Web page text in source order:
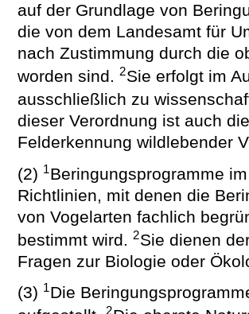
auf der Grundlage von
die von dem Landesamt für
nach Zustimmung durch die
worden sind.2Sie erfolgt im
ausschließlich zu
dieser Verordnung ist auch
Felderkennung wildlebender
(2) 1Beringungsprogramme
Richtlinien, mit denen die
von Vogelarten fachlich
bestimmt wird.2Sie dienen
Fragen zur Biologie oder
(3) 1Die
2